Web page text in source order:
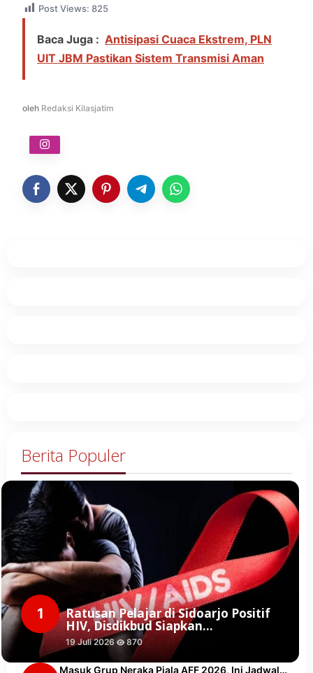
Post Views: 825
Baca Juga : Antisipasi Cuaca Ekstrem, PLN
UIT JBM Pastikan Sistem Transmisi Aman
oleh Redaksi Kilasjatim
Berita Populer
1 Ratusan Pelajar di Sidoarjo Positif
HIV, Disdikbud Siapkan…
19 Juli 2026 870
Masuk Grup Neraka Piala AFF 2026, Ini Jadwal…